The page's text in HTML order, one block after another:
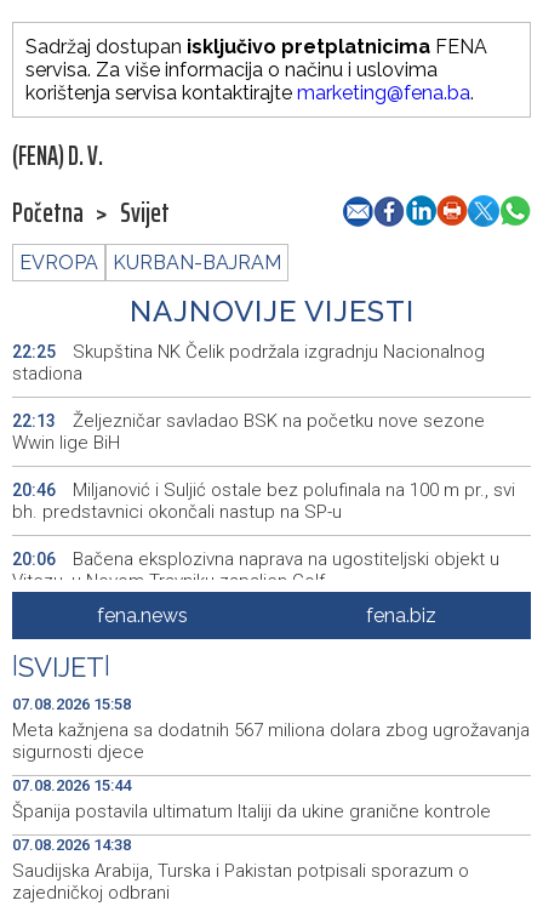
Sadržaj dostupan isključivo pretplatnicima FENA
servisa. Za više informacija o načinu i uslovima
korištenja servisa kontaktirajte marketing@fena.ba.
(FENA) D. V.
Početna > Svijet
EVROPA KURBAN-BAJRAM
NAJNOVIJE VIJESTI
22:25
Skupština NK Čelik podržala izgradnju Nacionalnog
stadiona
22:13
Željezničar savladao BSK na početku nove sezone
Wwin lige BiH
20:46
Miljanović i Suljić ostale bez polufinala na 100 m pr., svi
bh. predstavnici okončali nastup na SP-u
20:06
Bačena eksplozivna naprava na ugostiteljski objekt u
Vitezu, u Novom Travniku zapaljen Golf
Galerija ULUPUBiH otvara novu izlagačku sezonu,
predstavlja novi izlagački program
19:44 Faris Dževahirić novi nogometaš Veleža
19:21 Announcement of events for Saturday, 8 August 2026
19:10
Rudari Milanovića ubijedili da ode kući, Memčić se već
ponovo vratio u jamu 'Raspotočje'
19:03
Sarajevo Film Festival presents Kinoscope and
Kinoscope Surreal programs
fena.news fena.biz
SVIJET
07.08.2026 15:58
Meta kažnjena sa dodatnih 567 miliona dolara zbog ugrožavanja
sigurnosti djece
07.08.2026 15:44
Španija postavila ultimatum Italiji da ukine granične kontrole
07.08.2026 14:38
Saudijska Arabija, Turska i Pakistan potpisali sporazum o
zajedničkoj odbrani